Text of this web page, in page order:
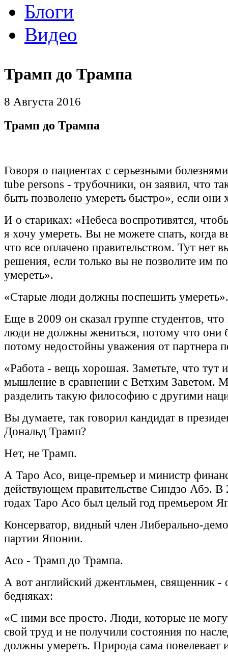
Блоги
Видео
Трамп до Трампа
8 Августа 2016
Трамп до Трампа
Говоря о пациентах с серьезными
tube persons - трубочники, он заявил, что
быть позволено умереть быстро», если они
И о стариках: «Небеса воспротивятся,
я хочу умереть. Вы не можете спать, когда
что все оплачено правительством. Тут нет
решения, если только вы не позволите им
умереть».
«Старые люди должны поспешить умереть».
Еще в 2009 он сказал группе студентов,
люди не должны жениться, потому что они
потому недостойны уважения от партнера
«Работа - вещь хорошая. Заметьте, что тут
мышление в сравнении с Ветхим Заветом.
разделить такую философию с другими
Вы думаете, так говорил кандидат в
Дональд Трамп?
Нет, не Трамп.
А Таро Асо, вице-премьер и министр
действующем правительстве Синдзо Абэ. В
годах Таро Асо был целый год премьером
Консерватор, видный член Либерально-
партии Японии.
Асо - Трамп до Трампа.
А вот английский джентльмен, священник -
бедняках:
«С ними все просто. Люди, которые не
свой труд и не получили состояния по
должны умереть. Природа сама повелевает